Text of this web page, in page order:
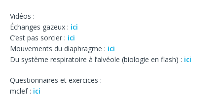
Vidéos :
Échanges gazeux : ici
C’est pas sorcier : ici
Mouvements du diaphragme : ici
Du système respiratoire à l’alvéole (biologie en flash) : ici
Questionnaires et exercices :
mclef : ici